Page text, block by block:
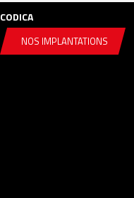
CODICA
NOS IMPLANTATIONS